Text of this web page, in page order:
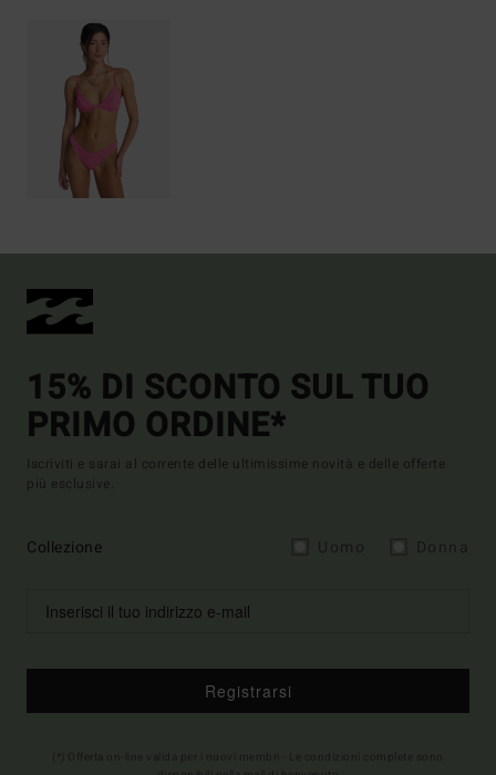
15% DI SCONTO SUL TUO
PRIMO ORDINE*
Iscriviti e sarai al corrente delle ultimissime novità e delle offerte
più esclusive.
Collezione
Registrarsi